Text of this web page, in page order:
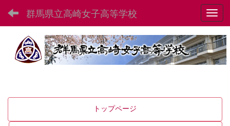
群馬県立高崎女子高等学校
トップページ